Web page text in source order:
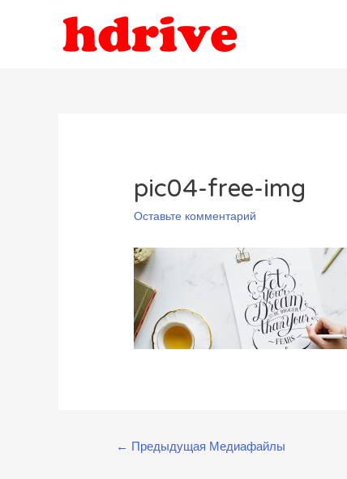
pic04-free-img
Оставьте комментарий
Навигация
← Предыдущая Медиафайлы